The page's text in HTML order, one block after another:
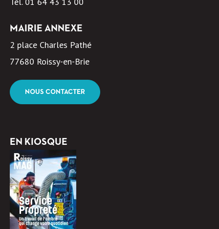
MAIRIE ANNEXE
2 place Charles Pathé
77680 Roissy-en-Brie
NOUS CONTACTER
EN KIOSQUE